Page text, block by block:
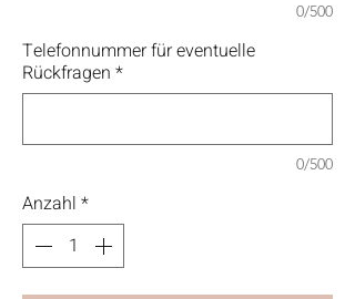
0/500
Telefonnummer für eventuelle
Rückfragen *
0/500
Anzahl *